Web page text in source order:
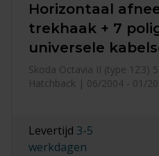
Horizontaal
trekhaak + 7
universele
Skoda Octavia II (type 1Z3)
Hatchback | 06/2004 - 01/
Levertijd 3-5
werkdagen